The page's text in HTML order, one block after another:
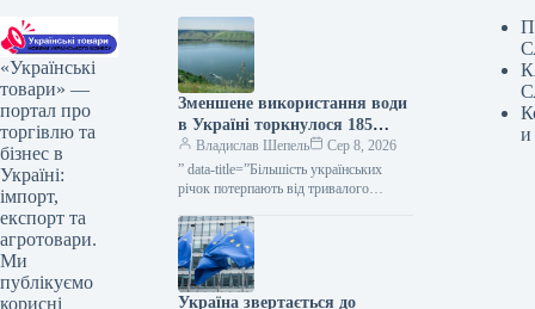
«Українські
товари» —
портал про
торгівлю та
бізнес в
Україні:
імпорт,
експорт та
агротовари.
Ми
публікуємо
корисні
Зменшене використання води
в Україні торкнулося 185
споживачів — КУРКУЛЬ
Владислав Шепель
Сер 8, 2026
” data-title=”Більшість українських
річок потерпають від тривалого
url=”https://kurkul.com/news/41869-na-
bilshosti-richok-ukrayini-zberigayetsya-
stiyke-malovoddya”> Більшість
українських річок потерпають від
тривалого дефіциту води 7 серпня…
Україна звертається до
и